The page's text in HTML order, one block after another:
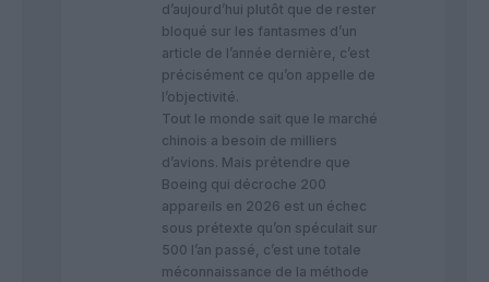
d’aujourd’hui plutôt que de rester
bloqué sur les fantasmes d’un
article de l’année dernière, c’est
précisément ce qu’on appelle de
l’objectivité.
Tout le monde sait que le marché
chinois a besoin de milliers
d’avions. Mais prétendre que
Boeing qui décroche 200
appareils en 2026 est un échec
sous prétexte qu’on spéculait sur
500 l’an passé, c’est une totale
méconnaissance de la méthode